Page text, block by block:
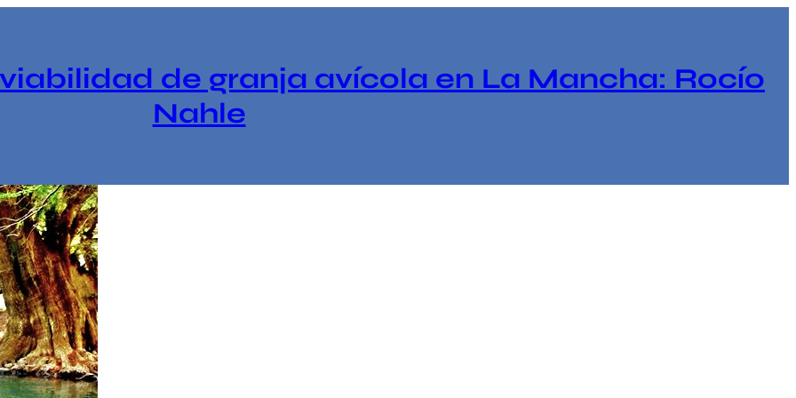
de granja avícola en La Mancha: Rocío
Nahle